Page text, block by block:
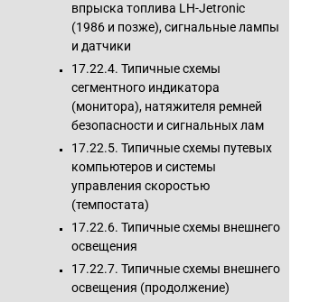
впрыска топлива LH-Jetronic
(1986 и позже), сигнальные лампы
и датчики
17.22.4. Типичные схемы
сегментного индикатора
(монитора), натяжителя ремней
безопасности и сигнальных лам
17.22.5. Типичные схемы путевых
компьютеров и системы
управления скоростью
(темпостата)
17.22.6. Типичные схемы внешнего
освещения
17.22.7. Типичные схемы внешнего
освещения (продолжение)